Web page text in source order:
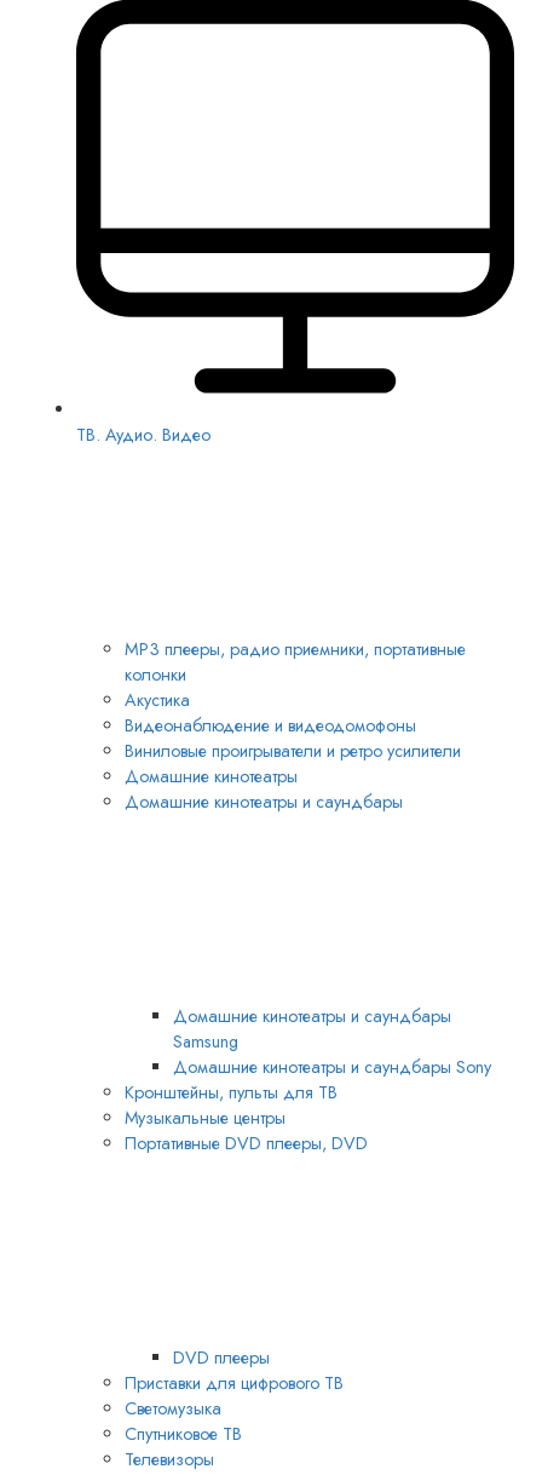
ТВ. Аудио. Видео
MP3 плееры, радио приемники, портативные
колонки
Акустика
Видеонаблюдение и видеодомофоны
Виниловые проигрыватели и ретро усилители
Домашние кинотеатры
Домашние кинотеатры и саундбары
Домашние кинотеатры и саундбары
Samsung
Домашние кинотеатры и саундбары Sony
Кронштейны, пульты для ТВ
Музыкальные центры
Портативные DVD плееры, DVD
DVD плееры
Приставки для цифрового ТВ
Светомузыка
Спутниковое ТВ
Телевизоры